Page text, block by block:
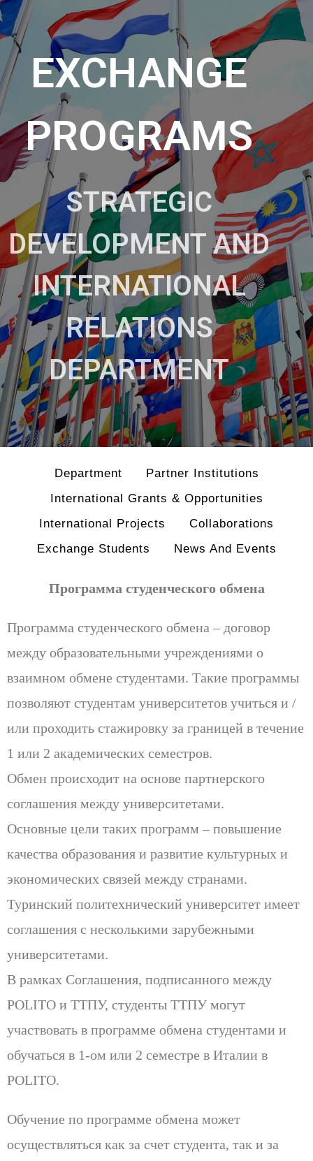
EXCHANGE
PROGRAMS
STRATEGIC
DEVELOPMENT AND
INTERNATIONAL
RELATIONS
DEPARTMENT
Department
Partner Institutions
International Grants & Opportunities
International Projects
Collaborations
Exchange Students
News And Events
Программа студенческого обмена
Программа студенческого обмена – договор
между образовательными учреждениями о
взаимном обмене студентами. Такие программы
позволяют студентам университетов учиться и /
или проходить стажировку за границей в течение
1 или 2 академических семестров.
Обмен происходит на основе партнерского
соглашения между университетами.
Основные цели таких программ – повышение
качества образования и развитие культурных и
экономических связей между странами.
Туринский политехнический университет имеет
соглашения с несколькими зарубежными
университетами.
В рамках Соглашения, подписанного между
POLITO и ТТПУ, студенты ТТПУ могут
участвовать в программе обмена студентами и
обучаться в 1-ом или 2 семестре в Италии в
POLITO.
Обучение по программе обмена может
осуществляться как за счет студента, так и за